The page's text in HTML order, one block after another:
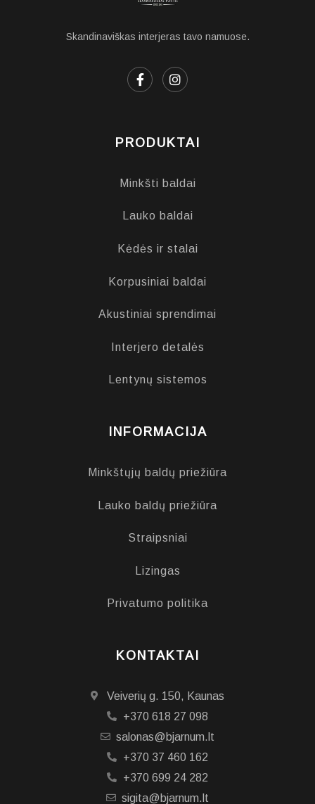
Skandinaviškas interjeras tavo namuose.
PRODUKTAI
Minkšti baldai
Lauko baldai
Kėdės ir stalai
Korpusiniai baldai
Akustiniai sprendimai
Interjero detalės
Lentynų sistemos
INFORMACIJA
Minkštųjų baldų priežiūra
Lauko baldų priežiūra
Straipsniai
Lizingas
Privatumo politika
KONTAKTAI
Veiverių g. 150, Kaunas
+370 618 27 098
salonas@bjarnum.lt
+370 37 460 162
+370 699 24 282
sigita@bjarnum.lt